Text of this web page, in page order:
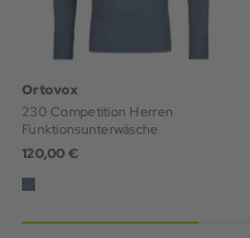
Ortovox
230 Competition Herren
Funktionsunterwäsche
120,00 €